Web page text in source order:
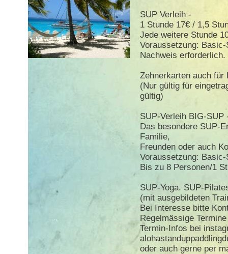
SUP Verleih -
1 Stunde 17€ / 1,5
Jede weitere Stunde
Voraussetzung:
Nachweis
Zehnerkarten auch für
(Nur gültig für
gültig)
SUP-Verleih BIG-SUP
Das besondere SUP-
Familie,
Freunden oder auch
Voraussetzung:
Bis zu 8 Personen/1
SUP-Yoga. SUP-
(mit ausgebildeten
Bei Interesse bitte
Regelmässige
Termin-Infos bei
oder auch gerne per